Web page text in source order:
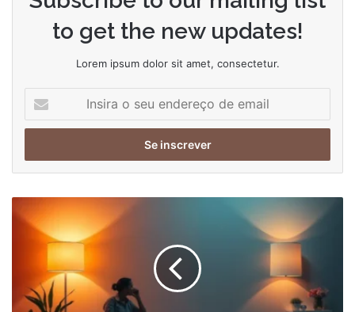
to get the new updates!
Lorem ipsum dolor sit amet, consectetur.
seu
de
escolher
para
divulgar